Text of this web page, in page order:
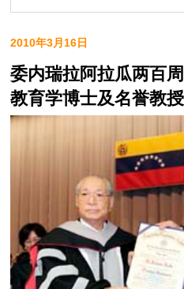
2010年3月16日
委内瑞拉阿拉瓜两百
教育学博士及名誉教